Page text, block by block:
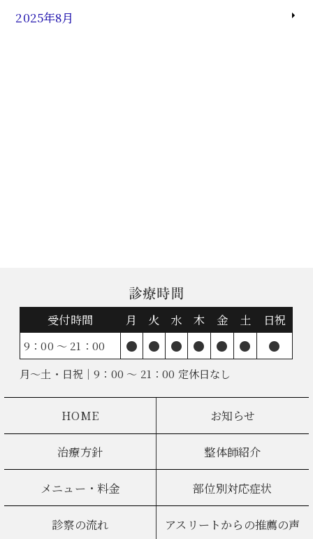
2025年8月
診療時間
受付時間 月 火 水 木 金 土 日祝
9：00 ～ 21：00 ● ● ● ● ● ● ●
月～土・日祝｜9：00 ～ 21：00 定休日なし
HOME お知らせ
治療方針 整体師紹介
メニュー・料金 部位別対応症状
診察の流れ アスリートからの推薦の声